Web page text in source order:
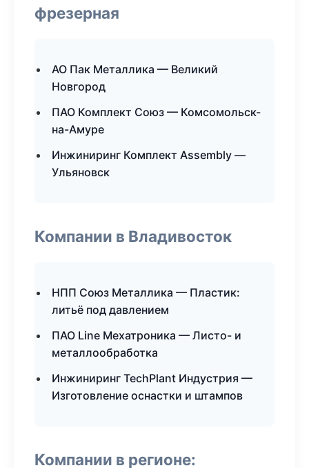
фрезерная
АО Пак Металлика — Великий
Новгород
ПАО Комплект Союз — Комсомольск-
на-Амуре
Инжиниринг Комплект Assembly —
Ульяновск
Компании в Владивосток
НПП Союз Металлика — Пластик:
литьё под давлением
ПАО Line Мехатроника — Листо- и
металлообработка
Инжиниринг TechPlant Индустрия —
Изготовление оснастки и штампов
Компании в регионе: